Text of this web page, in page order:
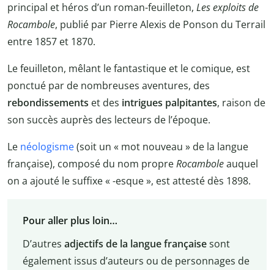
principal et héros d’un roman-feuilleton, Les exploits de
Rocambole, publié par Pierre Alexis de Ponson du Terrail
entre 1857 et 1870.
Le feuilleton, mêlant le fantastique et le comique, est
ponctué par de nombreuses aventures, des
rebondissements et des intrigues palpitantes, raison de
son succès auprès des lecteurs de l’époque.
Le néologisme(soit un « mot nouveau » de la langue
française), composé du nom propreRocamboleauquel
on a ajouté le suffixe « -esque », est attesté dès 1898.
Pour aller plus loin…
D’autres adjectifs de la langue françaisesont
également issus d’auteurs ou de personnages de